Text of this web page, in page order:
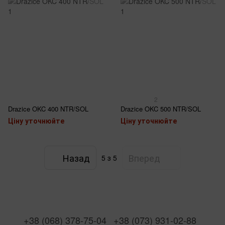
Drazice OKC 400 NTR/SOL
Ціну уточнюйте
2
Drazice OKC 500 NTR/SOL
Ціну уточнюйте
Назад 5 з 5
+38 (068) 378-75-04 +38 (073) 931-02-88